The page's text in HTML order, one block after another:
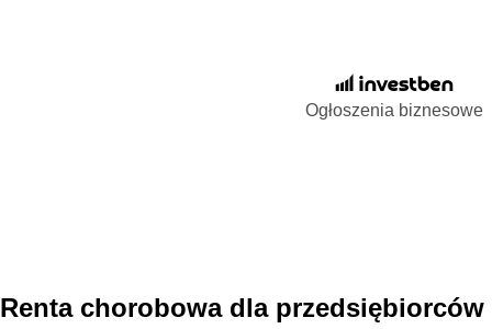
Ogłoszenia biznesowe
Renta chorobowa dla